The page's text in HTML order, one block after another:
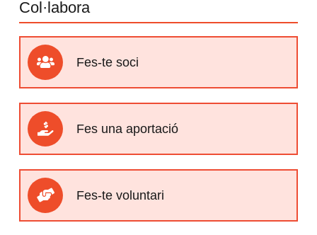
Col·labora
Fes-te soci
Fes una aportació
Fes-te voluntari